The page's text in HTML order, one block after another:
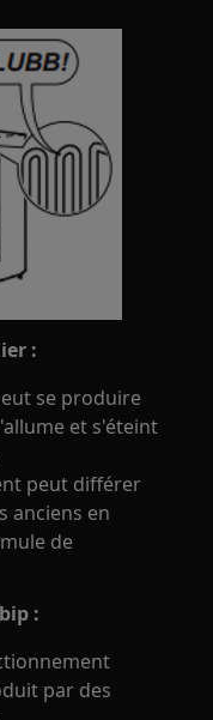
:
se produire
et s'éteint
peut différer
anciens en
de
:
par des